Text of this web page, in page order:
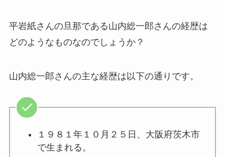
平岩紙さんの旦那である山内総一郎さんの経歴は
どのようなものなのでしょうか？
山内総一郎さんの主な経歴は以下の通りです。
１９８１年１０月２５日、大阪府茨木市
で生まれる。